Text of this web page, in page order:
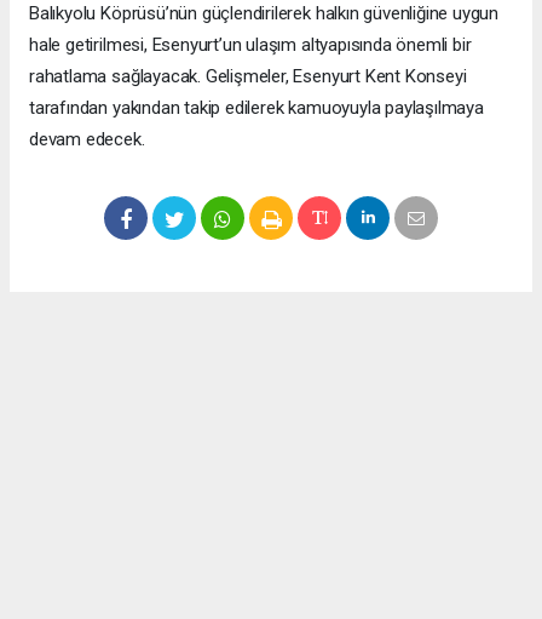
Balıkyolu Köprüsü’nün güçlendirilerek halkın güvenliğine uygun
hale getirilmesi, Esenyurt’un ulaşım altyapısında önemli bir
rahatlama sağlayacak. Gelişmeler, Esenyurt Kent Konseyi
tarafından yakından takip edilerek kamuoyuyla paylaşılmaya
devam edecek.